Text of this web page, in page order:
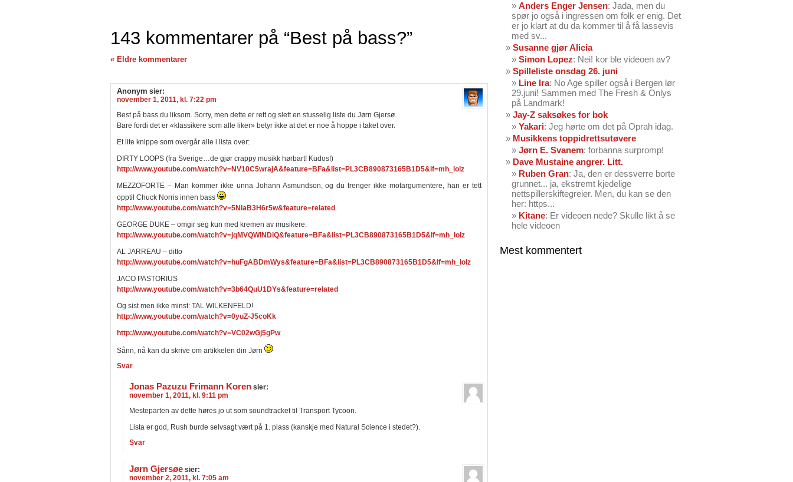
143 kommentarer på “Best på bass?”
« Eldre kommentarer
Anonym sier:
november 1, 2011, kl. 7:22 pm
Best på bass du liksom. Sorry, men dette er rett og slett en stusselig liste du Jørn Gjersø.
Bare fordi det er «klassikere som alle liker» betyr ikke at det er noe å hoppe i taket over.
Et lite knippe som overgår alle i lista over:
DIRTY LOOPS (fra Sverige…de gjør crappy musikk hørbart! Kudos!)
http://www.youtube.com/watch?v=NV10C5wrajA&feature=BFa&list=PL3CB890873165B1D5&lf=mh_lolz
MEZZOFORTE – Man kommer ikke unna Johann Asmundson, og du trenger ikke motargumentere, han er tett
opptil Chuck Norris innen bass
http://www.youtube.com/watch?v=5NlaB3H6r5w&feature=related
GEORGE DUKE – omgir seg kun med kremen av musikere.
http://www.youtube.com/watch?v=jqMVQWlNDiQ&feature=BFa&list=PL3CB890873165B1D5&lf=mh_lolz
AL JARREAU – ditto
http://www.youtube.com/watch?v=huFgABDmWys&feature=BFa&list=PL3CB890873165B1D5&lf=mh_lolz
JACO PASTORIUS
http://www.youtube.com/watch?v=3b64QuU1DYs&feature=related
Og sist men ikke minst: TAL WILKENFELD!
http://www.youtube.com/watch?v=0yuZ-J5coKk
http://www.youtube.com/watch?v=VC02wGj5gPw
Sånn, nå kan du skrive om artikkelen din Jørn
Svar
Jonas Pazuzu Frimann Koren sier:
november 1, 2011, kl. 9:11 pm
Mesteparten av dette høres jo ut som soundtracket til Transport Tycoon.
Lista er god, Rush burde selvsagt vært på 1. plass (kanskje med Natural Science i stedet?).
Svar
Jørn Gjersøe sier:
november 2, 2011, kl. 7:05 am
Anders Enger Jensen: Jada, men du
spør jo også i ingressen om folk er enig. Det
er jo klart at du da kommer til å få lassevis
med sv...
Susanne gjør Alicia
Simon Lopez: Nei! kor ble videoen av?
Spilleliste onsdag 26. juni
Line Ira: No Age spiller også i Bergen lør
29.juni! Sammen med The Fresh & Onlys
på Landmark!
Jay-Z saksøkes for bok
Yakari: Jeg hørte om det på Oprah idag.
Musikkens toppidrettsutøvere
Jørn E. Svanem: forbanna surpromp!
Dave Mustaine angrer. Litt.
Ruben Gran: Ja, den er dessverre borte
grunnet... ja, ekstremt kjedelige
nettspillerskiftegreier. Men, du kan se den
her: https...
Kitane: Er videoen nede? Skulle likt å se
hele videoen
Mest kommentert